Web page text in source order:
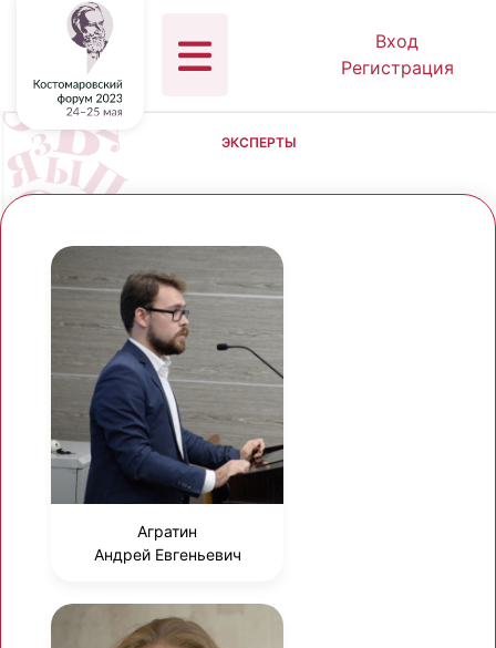
Вход
Регистрация
ЭКСПЕРТЫ
Агратин
Андрей Евгеньевич